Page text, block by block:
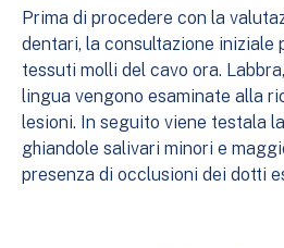
Prima di procedere con la
dentari, la consultazione iniziale
tessuti molli del cavo ora.
lingua vengono esaminate alla
lesioni. In seguito viene testala
ghiandole salivari minori e
presenza di occlusioni dei dotti